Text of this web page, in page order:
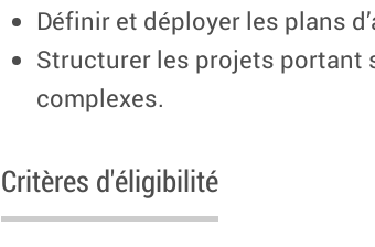
Définir et déployer les plans
Structurer les projets
complexes.
Critères d'éligibilité